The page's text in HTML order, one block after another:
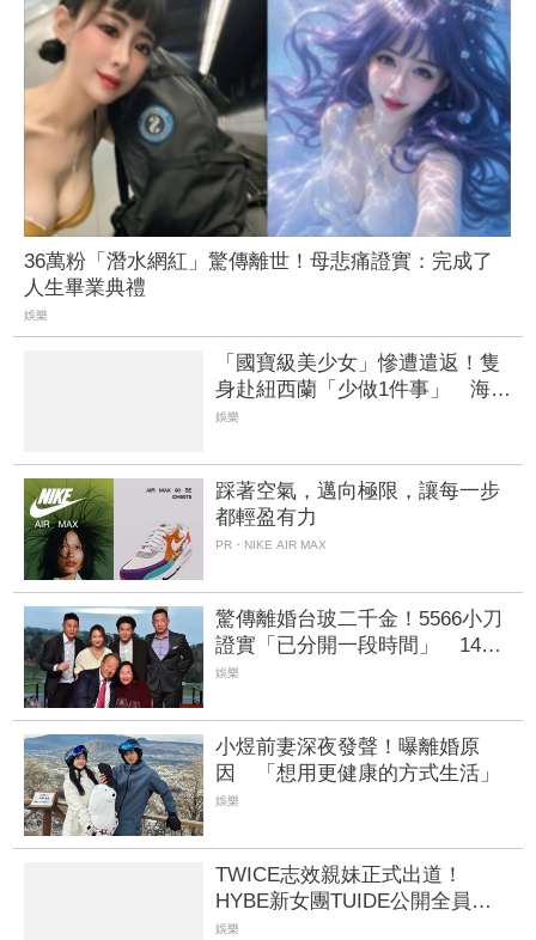
36萬粉「潛水網紅」驚傳離世！母悲痛證實：完成了
人生畢業典禮
娛樂
「國寶級美少女」慘遭遣返！隻
身赴紐西蘭「少做1件事」 海關
強制搜身審訊6小時
娛樂
踩著空氣，邁向極限，讓每一步
都輕盈有力
PR・NIKE AIR MAX
驚傳離婚台玻二千金！5566小刀
證實「已分開一段時間」 14年
豪門婚告終
娛樂
小煜前妻深夜發聲！曝離婚原
因 「想用更健康的方式生活」
娛樂
TWICE志效親妹正式出道！
HYBE新女團TUIDE公開全員
粉絲嗨喊：強大的家族基因
娛樂